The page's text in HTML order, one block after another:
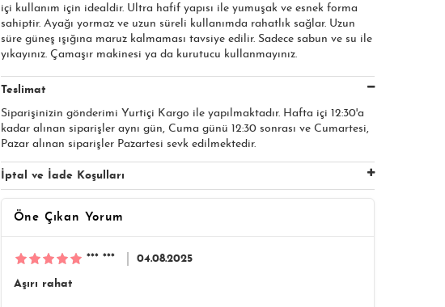
içi kullanım için idealdir. Ultra hafif yapısı ile yumuşak ve esnek forma
sahiptir. Ayağı yormaz ve uzun süreli kullanımda rahatlık sağlar. Uzun
süre güneş ışığına maruz kalmaması tavsiye edilir. Sadece sabun ve su ile
yıkayınız. Çamaşır makinesi ya da kurutucu kullanmayınız.
Teslimat
Siparişinizin gönderimi Yurtiçi Kargo ile yapılmaktadır. Hafta içi 12:30'a
kadar alınan siparişler aynı gün, Cuma günü 12:30 sonrası ve Cumartesi,
Pazar alınan siparişler Pazartesi sevk edilmektedir.
İptal ve İade Koşulları
Öne Çıkan Yorum
*** *** 04.08.2025
Aşırı rahat